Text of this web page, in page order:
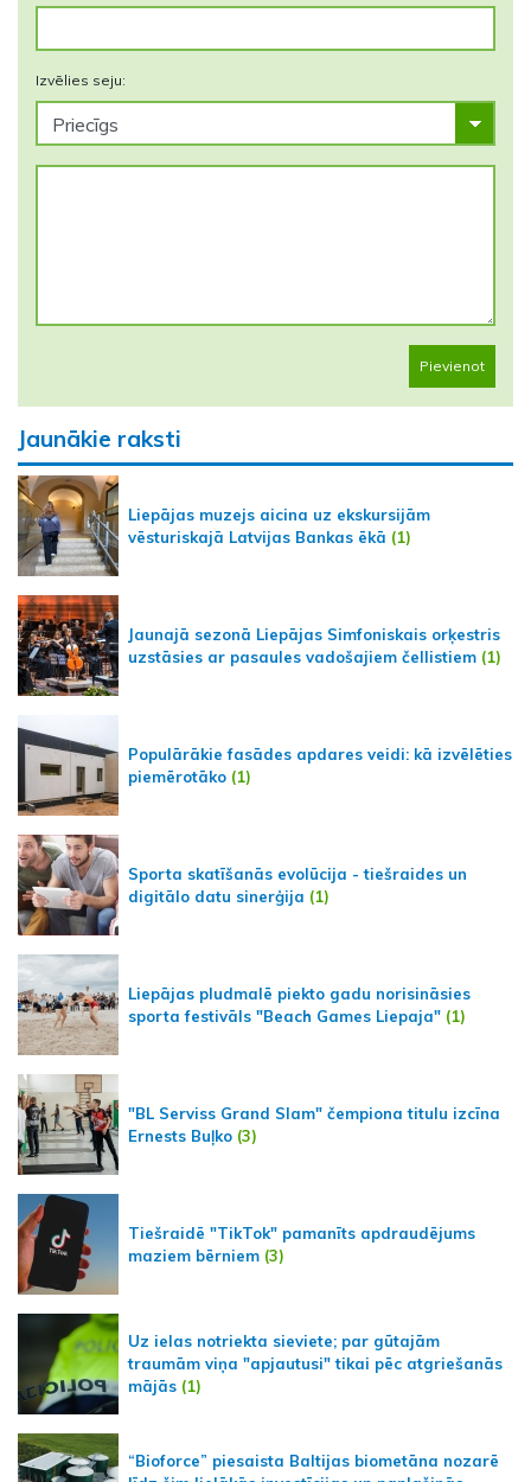
Izvēlies seju:
Pievienot
Jaunākie raksti
Liepājas muzejs aicina uz ekskursijām
vēsturiskajā Latvijas Bankas ēkā (1)
Jaunajā sezonā Liepājas Simfoniskais orķestris
uzstāsies ar pasaules vadošajiem čellistiem (1)
Populārākie fasādes apdares veidi: kā izvēlēties
piemērotāko (1)
Sporta skatīšanās evolūcija - tiešraides un
digitālo datu sinerģija (1)
Liepājas pludmalē piekto gadu norisināsies
sporta festivāls "Beach Games Liepaja" (1)
"BL Serviss Grand Slam" čempiona titulu izcīna
Ernests Buļko (3)
Tiešraidē "TikTok" pamanīts apdraudējums
maziem bērniem (3)
Uz ielas notriekta sieviete; par gūtajām
traumām viņa "apjautusi" tikai pēc atgriešanās
mājās (1)
“Bioforce” piesaista Baltijas biometāna nozarē